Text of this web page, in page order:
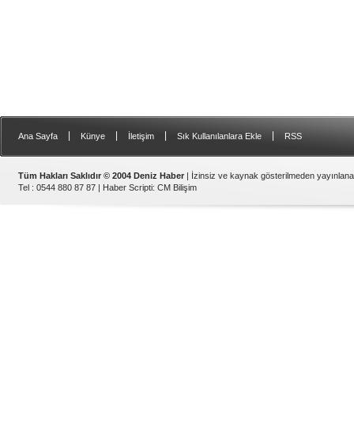
Ana Sayfa Künye İletişim Sık Kullanılanlara Ekle RSS
Tüm Hakları Saklıdır © 2004 Deniz Haber | İzinsiz ve kaynak gösterilmeden
Tel : 0544 880 87 87 | Haber Scripti: CM Bilişim